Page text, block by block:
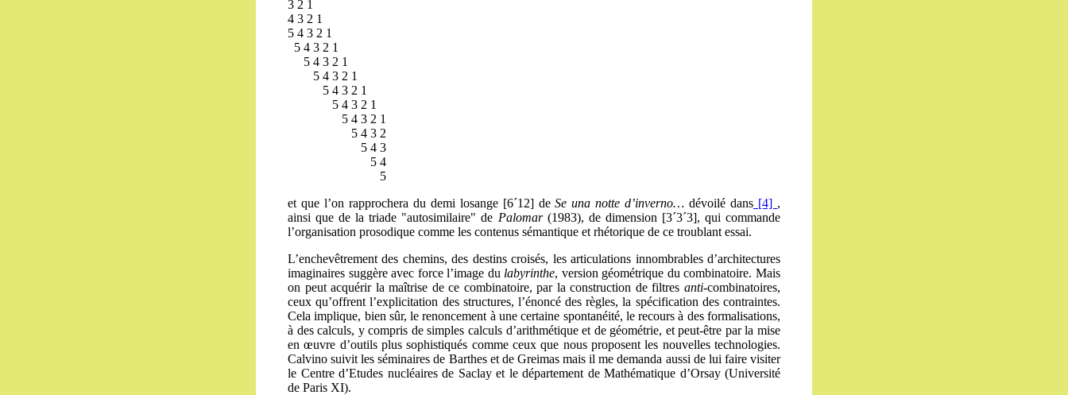
3 2 1
4 3 2 1
5 4 3 2 1
5 4 3 2 1
5 4 3 2 1
5 4 3 2 1
5 4 3 2 1
5 4 3 2 1
5 4 3 2 1
5 4 3 2
5 4 3
5 4
5
et que l’on rapprochera du demi losange [6´12] deSe una notte d’inverno…dévoilé dans [4] ,
ainsi que de la triade "autosimilaire" de Palomar (1983), de dimension [3´3´3], qui commande
l’organisation prosodique comme les contenus sémantique et rhétorique de ce troublant essai.
L’enchevêtrement des chemins, des destins croisés, les articulations innombrables d’architectures
imaginaires suggère avec force l’image du labyrinthe, version géométrique du combinatoire. Mais
on peut acquérir la maîtrise de ce combinatoire, par la construction de filtres anti-combinatoires,
ceux qu’offrent l’explicitation des structures, l’énoncé des règles, la spécification des contraintes.
Cela implique, bien sûr, le renoncement à une certaine spontanéité, le recours à des formalisations,
à des calculs, y compris de simples calculs d’arithmétique et de géométrie, et peut-être par la mise
en œuvre d’outils plus sophistiqués comme ceux que nous proposent les nouvelles technologies.
Calvino suivit les séminaires de Barthes et de Greimas mais il me demanda aussi de lui faire visiter
le Centre d’Etudes nucléaires de Saclay et le département de Mathématique d’Orsay (Université
de Paris XI).